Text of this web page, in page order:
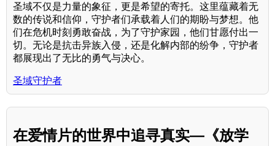
圣域不仅是力量的象征，更是希望的寄托。这里蕴藏着无
数的传说和信仰，守护者们承载着人们的期盼与梦想。他
们在危机时刻勇敢奋战，为了守护家园，他们甘愿付出一
切。无论是抗击异族入侵，还是化解内部的纷争，守护者
都展现出了无比的勇气与决心。
圣域守护者
在爱情片的世界中追寻真实—《放学